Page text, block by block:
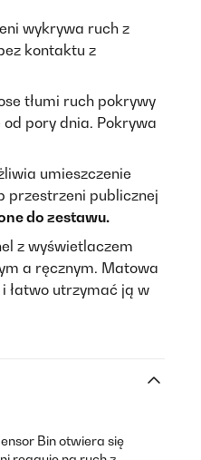
wykrywa ruch z
kontaktu z
tłumi ruch pokrywy
pory dnia. Pokrywa
umieszczenie
przestrzeni publicznej
do zestawu.
z wyświetlaczem
a ręcznym. Matowa
łatwo utrzymać ją w
Bin otwiera się